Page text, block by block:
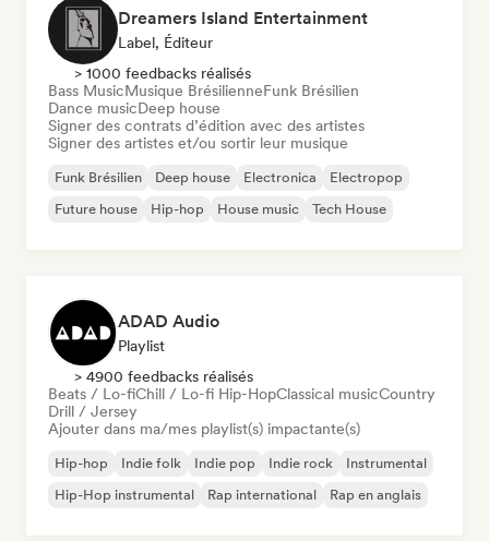
Dreamers Island Entertainment
Label, Éditeur
> 1000 feedbacks réalisés
Bass MusicMusique BrésilienneFunk Brésilien
Dance musicDeep house
Signer des contrats d’édition avec des artistes
Signer des artistes et/ou sortir leur musique
Funk Brésilien Deep house Electronica
Electropop
Future house
Hip-hop House music Tech House
ADAD Audio
Playlist
> 4900 feedbacks réalisés
Beats / Lo-fiChill / Lo-fi Hip-HopClassical musicCountry
Drill / Jersey
Ajouter dans ma/mes playlist(s) impactante(s)
Hip-hop Indie folk Indie pop Indie rock
Instrumental
Hip-Hop instrumental
Rap international Rap en anglais